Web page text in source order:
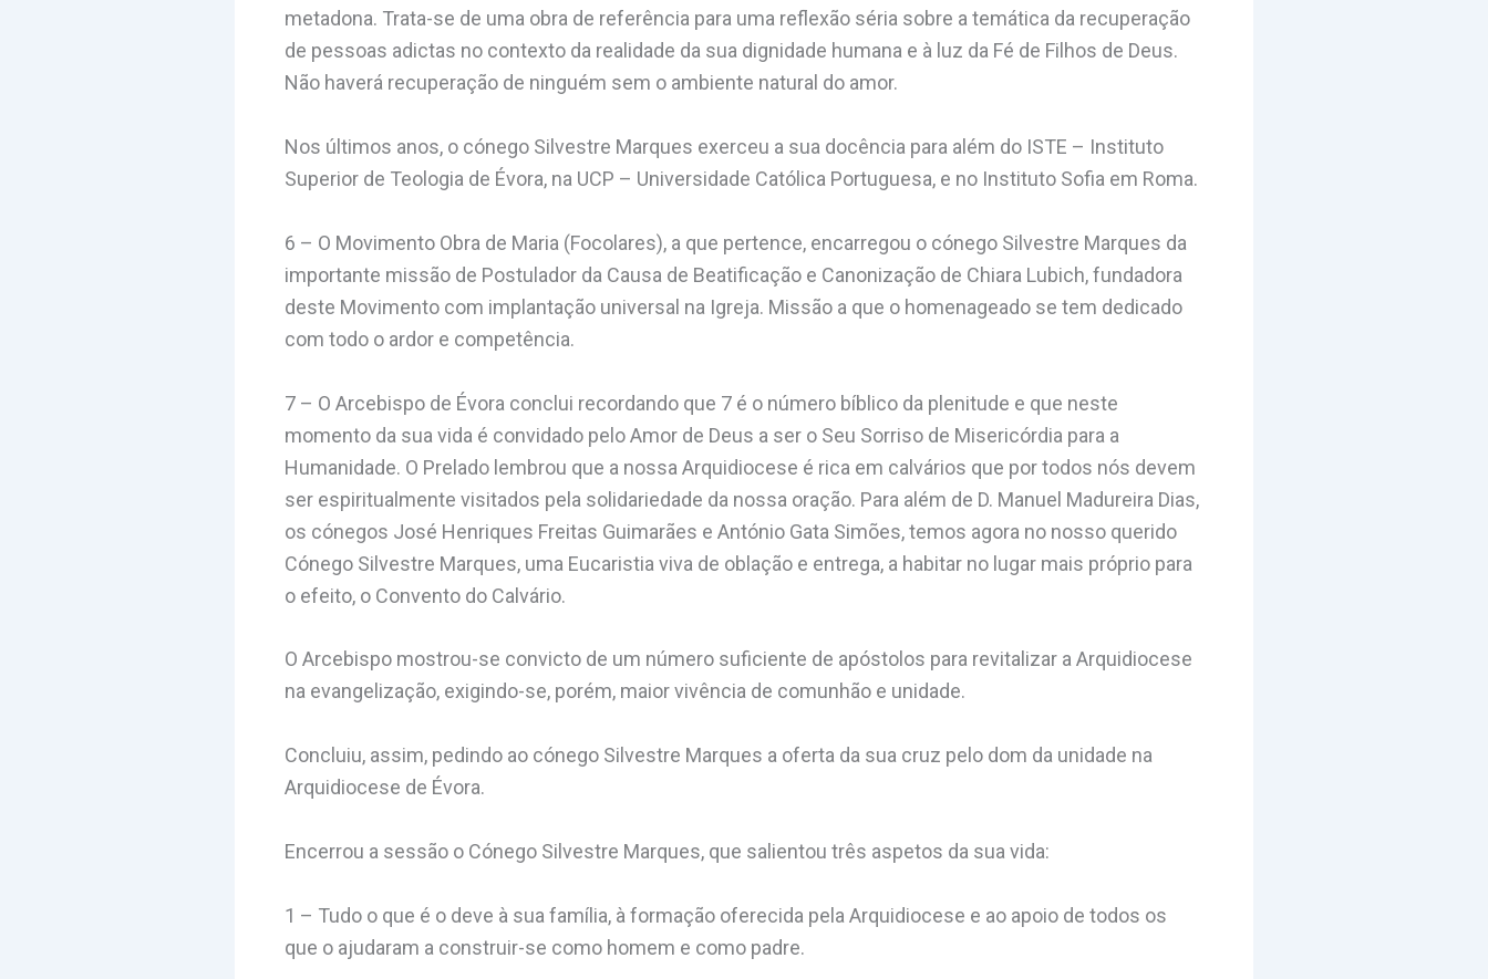
metadona. Trata-se de uma obra de referência para uma reflexão séria sobre a temática da recuperação
de pessoas adictas no contexto da realidade da sua dignidade humana e à luz da Fé de Filhos de Deus.
Não haverá recuperação de ninguém sem o ambiente natural do amor.
Nos últimos anos, o cónego Silvestre Marques exerceu a sua docência para além do ISTE – Instituto
Superior de Teologia de Évora, na UCP – Universidade Católica Portuguesa, e no Instituto Sofia em Roma.
6 – O Movimento Obra de Maria (Focolares), a que pertence, encarregou o cónego Silvestre Marques da
importante missão de Postulador da Causa de Beatificação e Canonização de Chiara Lubich, fundadora
deste Movimento com implantação universal na Igreja. Missão a que o homenageado se tem dedicado
com todo o ardor e competência.
7 – O Arcebispo de Évora conclui recordando que 7 é o número bíblico da plenitude e que neste
momento da sua vida é convidado pelo Amor de Deus a ser o Seu Sorriso de Misericórdia para a
Humanidade. O Prelado lembrou que a nossa Arquidiocese é rica em calvários que por todos nós devem
ser espiritualmente visitados pela solidariedade da nossa oração. Para além de D. Manuel Madureira Dias,
os cónegos José Henriques Freitas Guimarães e António Gata Simões, temos agora no nosso querido
Cónego Silvestre Marques, uma Eucaristia viva de oblação e entrega, a habitar no lugar mais próprio para
o efeito, o Convento do Calvário.
O Arcebispo mostrou-se convicto de um número suficiente de apóstolos para revitalizar a Arquidiocese
na evangelização, exigindo-se, porém, maior vivência de comunhão e unidade.
Concluiu, assim, pedindo ao cónego Silvestre Marques a oferta da sua cruz pelo dom da unidade na
Arquidiocese de Évora.
Encerrou a sessão o Cónego Silvestre Marques, que salientou três aspetos da sua vida:
1 – Tudo o que é o deve à sua família, à formação oferecida pela Arquidiocese e ao apoio de todos os
que o ajudaram a construir-se como homem e como padre.